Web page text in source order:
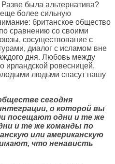
была альтернатива?
более сильную
британское общество
сравнению со своими
сосуществование с
диалог с исламом вне
дня. Любовь между
ирландской ровесницей,
людьми спасут нашу
сегодня
о которой вы
посещают одни и те же
и те же команды по
или американскую
что ненависть